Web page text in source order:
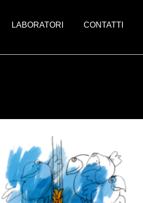
LABORATORI CONTATTI